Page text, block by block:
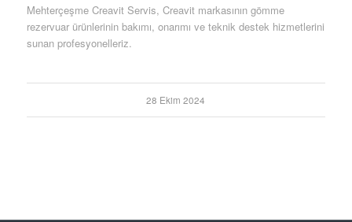
Mehterçeşme Creavit Servis, Creavit markasının gömme
rezervuar ürünlerinin bakımı, onarımı ve teknik destek hizmetlerini
sunan profesyonelleriz.
28 Ekim 2024